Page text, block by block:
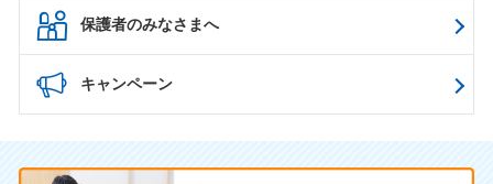
保護者のみなさまへ
キャンペーン